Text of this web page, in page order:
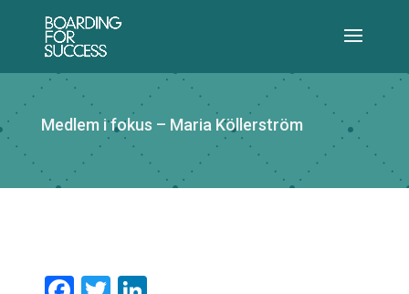
Medlem i fokus – Maria Köllerström